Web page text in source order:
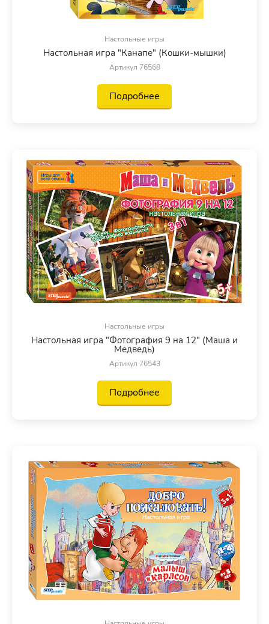
Настольные игры
Настольная игра "Канапе" (Кошки-мышки)
Артикул 76568
Подробнее
Настольные игры
Настольная игра "Фотография 9 на 12" (Маша и
Медведь)
Артикул 76543
Подробнее